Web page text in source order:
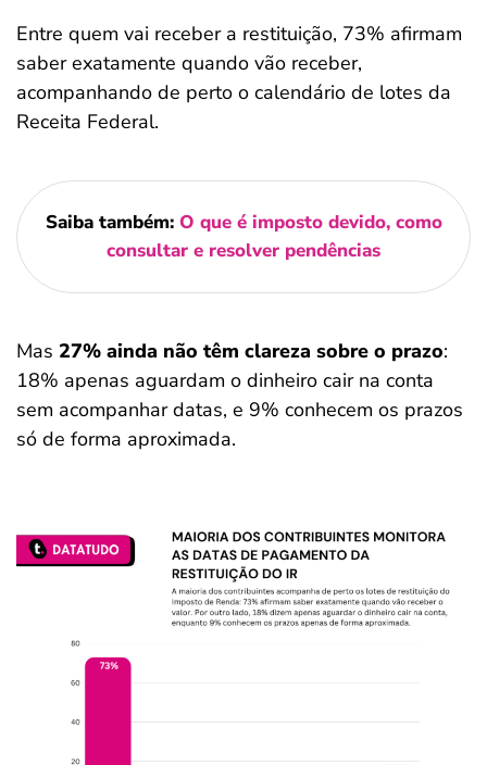
Entre quem vai receber a restituição, 73% afirmam
saber exatamente quando vão receber,
acompanhando de perto o calendário de lotes da
Receita Federal.
Saiba também: O que é imposto devido, como
consultar e resolver pendências
Mas 27% ainda não têm clareza sobre o prazo:
18% apenas aguardam o dinheiro cair na conta
sem acompanhar datas, e 9% conhecem os prazos
só de forma aproximada.